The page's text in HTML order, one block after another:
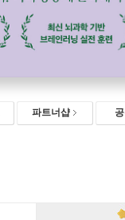
파트너샵